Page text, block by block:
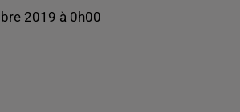
2019 à 0h00